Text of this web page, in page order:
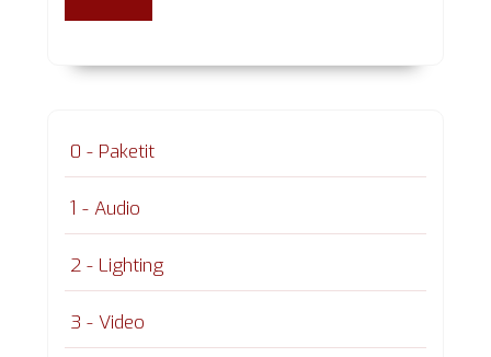
0 - Paketit
1 - Audio
2 - Lighting
3 - Video